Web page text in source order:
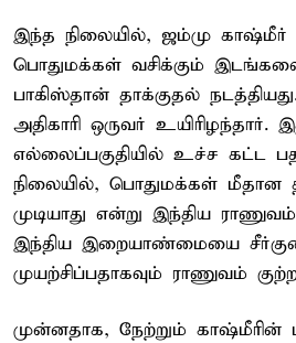
இந்த நிலையில், ஜம்மு காஷ்மீர்
பொதுமக்கள் வசிக்கும் இடங்களை
பாகிஸ்தான் தாக்குதல்
அதிகாரி ஒருவர் உயிரிழந்தார்.
எல்லைப்பகுதியில் உச்ச கட்ட
நிலையில், பொதுமக்கள் மீதான
முடியாது என்று இந்திய
இந்திய இறையாண்மையை
முயற்சிப்பதாகவும் ராணுவம்
முன்னதாக, நேற்றும் காஷ்மீரின்